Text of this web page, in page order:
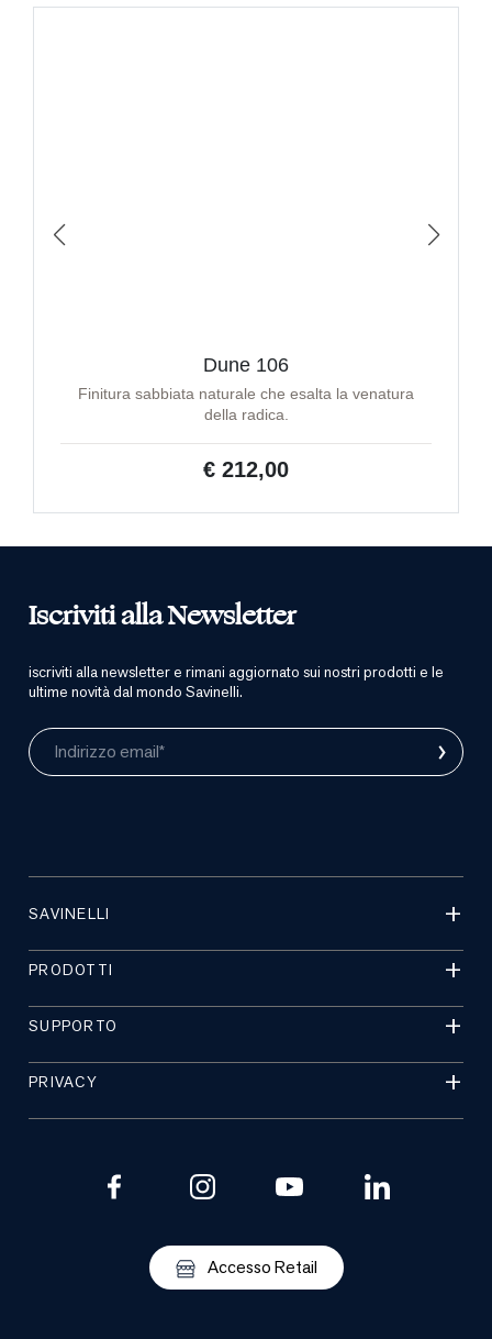
Dune 106
Finitura sabbiata naturale che esalta la venatura
della radica.
€ 212,00
Iscriviti alla Newsletter
iscriviti alla newsletter e rimani aggiornato sui nostri prodotti e le
ultime novità dal mondo Savinelli.
Indirizzo email* ›
SAVINELLI
PRODOTTI
SUPPORTO
PRIVACY
Accesso Retail